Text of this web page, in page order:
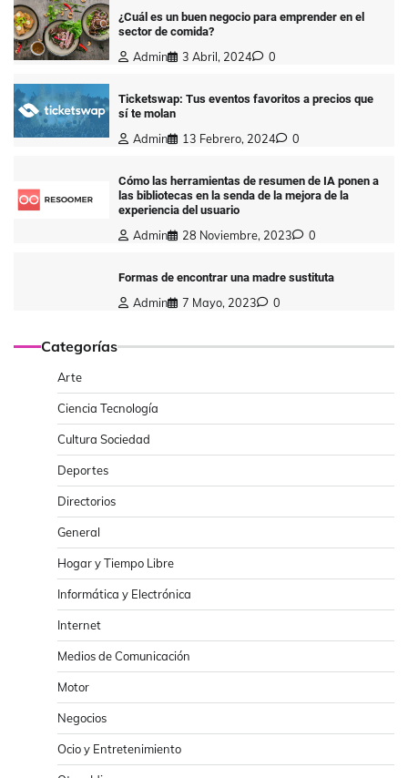
¿Cuál es un buen negocio para emprender en el
sector de comida?
Admin 3 Abril, 2024 0
Ticketswap: Tus eventos favoritos a precios que
sí te molan
Admin 13 Febrero, 2024 0
Cómo las herramientas de resumen de IA ponen a
las bibliotecas en la senda de la mejora de la
experiencia del usuario
Admin 28 Noviembre, 2023 0
Formas de encontrar una madre sustituta
Admin 7 Mayo, 2023 0
Categorías
Arte
Ciencia Tecnología
Cultura Sociedad
Deportes
Directorios
General
Hogar y Tiempo Libre
Informática y Electrónica
Internet
Medios de Comunicación
Motor
Negocios
Ocio y Entretenimiento